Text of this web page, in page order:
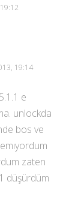
19:14
e
unlockda
bos ve
zaten
düşürdüm